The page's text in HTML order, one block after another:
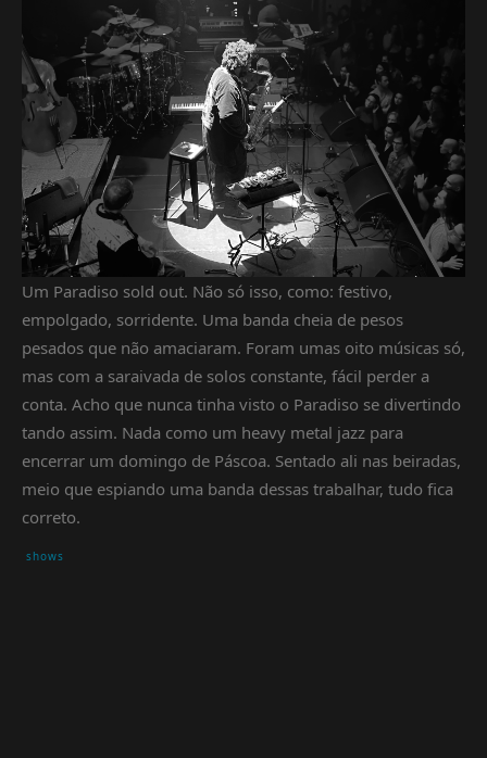
Um Paradiso sold out. Não só isso, como: festivo,
empolgado, sorridente. Uma banda cheia de pesos
pesados que não amaciaram. Foram umas oito músicas só,
mas com a saraivada de solos constante, fácil perder a
conta. Acho que nunca tinha visto o Paradiso se divertindo
tando assim. Nada como um heavy metal jazz para
encerrar um domingo de Páscoa. Sentado ali nas beiradas,
meio que espiando uma banda dessas trabalhar, tudo fica
correto.
shows